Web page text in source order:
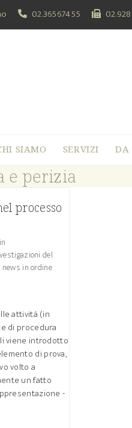
02.36567455
SIAMO SERVIZI DA
e perizia
processo
del
in ordine
attività (in
di procedura
viene introdotto
di prova,
volto a
un fatto
-